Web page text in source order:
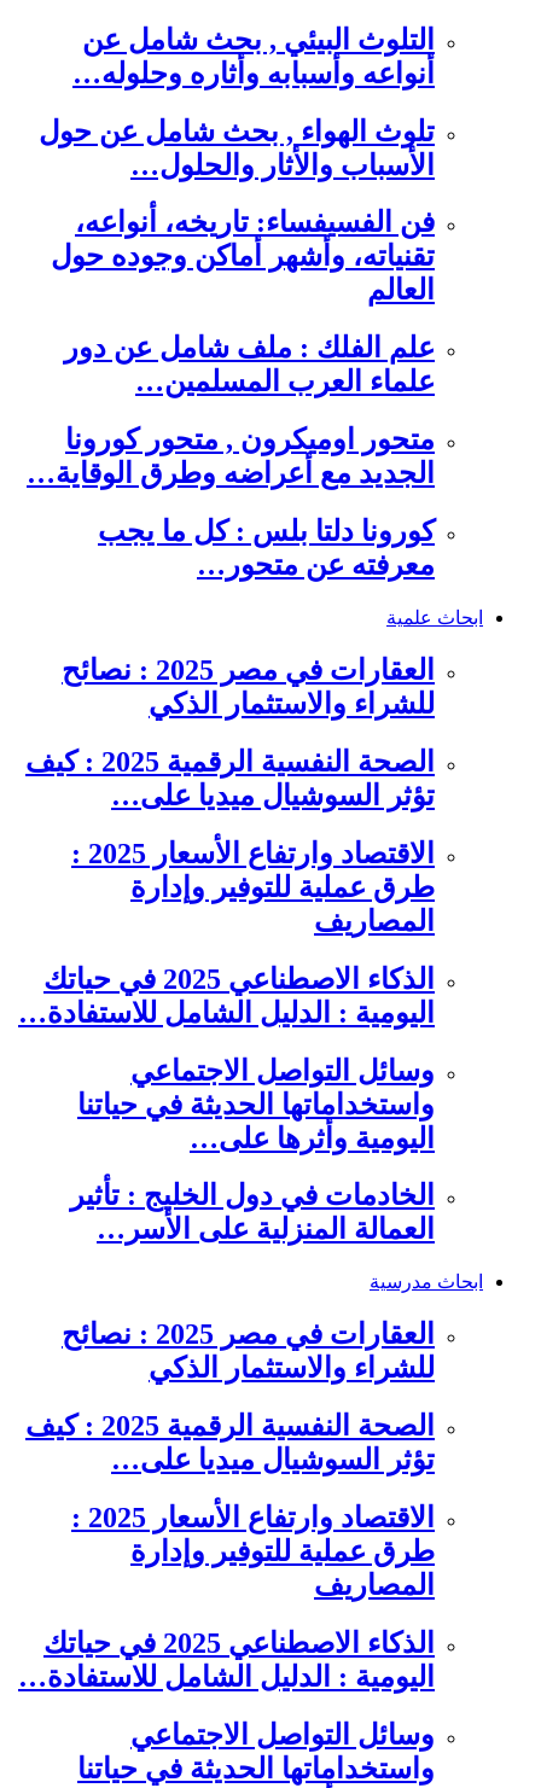
التلوث البيئي , بحث شامل عن
أنواعه وأسبابه وأثاره وحلوله…
تلوث الهواء , بحث شامل عن حول
الأسباب والأثار والحلول…
فن الفسيفساء: تاريخه، أنواعه،
تقنياته، وأشهر أماكن وجوده حول
العالم
علم الفلك : ملف شامل عن دور
علماء العرب المسلمين…
متحور اوميكرون , متحور كورونا
الجديد مع أعراضه وطرق الوقاية…
كورونا دلتا بلس : كل ما يجب
معرفته عن متحور…
ابحاث علمية
العقارات في مصر 2025 : نصائح
للشراء والاستثمار الذكي
الصحة النفسية الرقمية 2025 : كيف
تؤثر السوشيال ميديا على…
الاقتصاد وارتفاع الأسعار 2025 :
طرق عملية للتوفير وإدارة
المصاريف
الذكاء الاصطناعي 2025 في حياتك
اليومية : الدليل الشامل للاستفادة…
وسائل التواصل الاجتماعي
واستخداماتها الحديثة في حياتنا
اليومية وأثرها على…
الخادمات في دول الخليج : تأثير
العمالة المنزلية على الأسر…
ابحاث مدرسية
العقارات في مصر 2025 : نصائح
للشراء والاستثمار الذكي
الصحة النفسية الرقمية 2025 : كيف
تؤثر السوشيال ميديا على…
الاقتصاد وارتفاع الأسعار 2025 :
طرق عملية للتوفير وإدارة
المصاريف
الذكاء الاصطناعي 2025 في حياتك
اليومية : الدليل الشامل للاستفادة…
وسائل التواصل الاجتماعي
واستخداماتها الحديثة في حياتنا